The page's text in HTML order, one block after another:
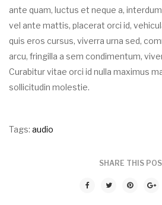
ante quam, luctus et neque a,
vel ante mattis, placerat orci id,
quis eros cursus, viverra urna sed,
arcu, fringilla a sem condimentum,
Curabitur vitae orci id nulla maximus
sollicitudin molestie.
Tags: audio
SHARE THIS